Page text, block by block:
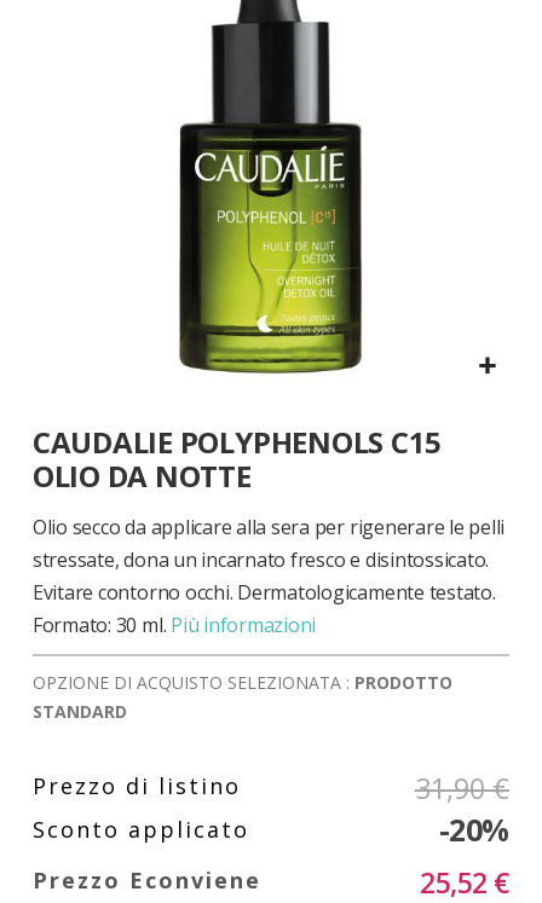
all'inizio
della
galleria
di
immagini
CAUDALIE POLYPHENOLS C15
OLIO DA NOTTE
Olio secco da applicare alla sera per rigenerare le pelli
stressate, dona un incarnato fresco e disintossicato.
Evitare contorno occhi. Dermatologicamente testato.
Formato: 30 ml. Più informazioni
OPZIONE DI ACQUISTO SELEZIONATA : PRODOTTO
STANDARD
31,90 €
-20%
25,52 €